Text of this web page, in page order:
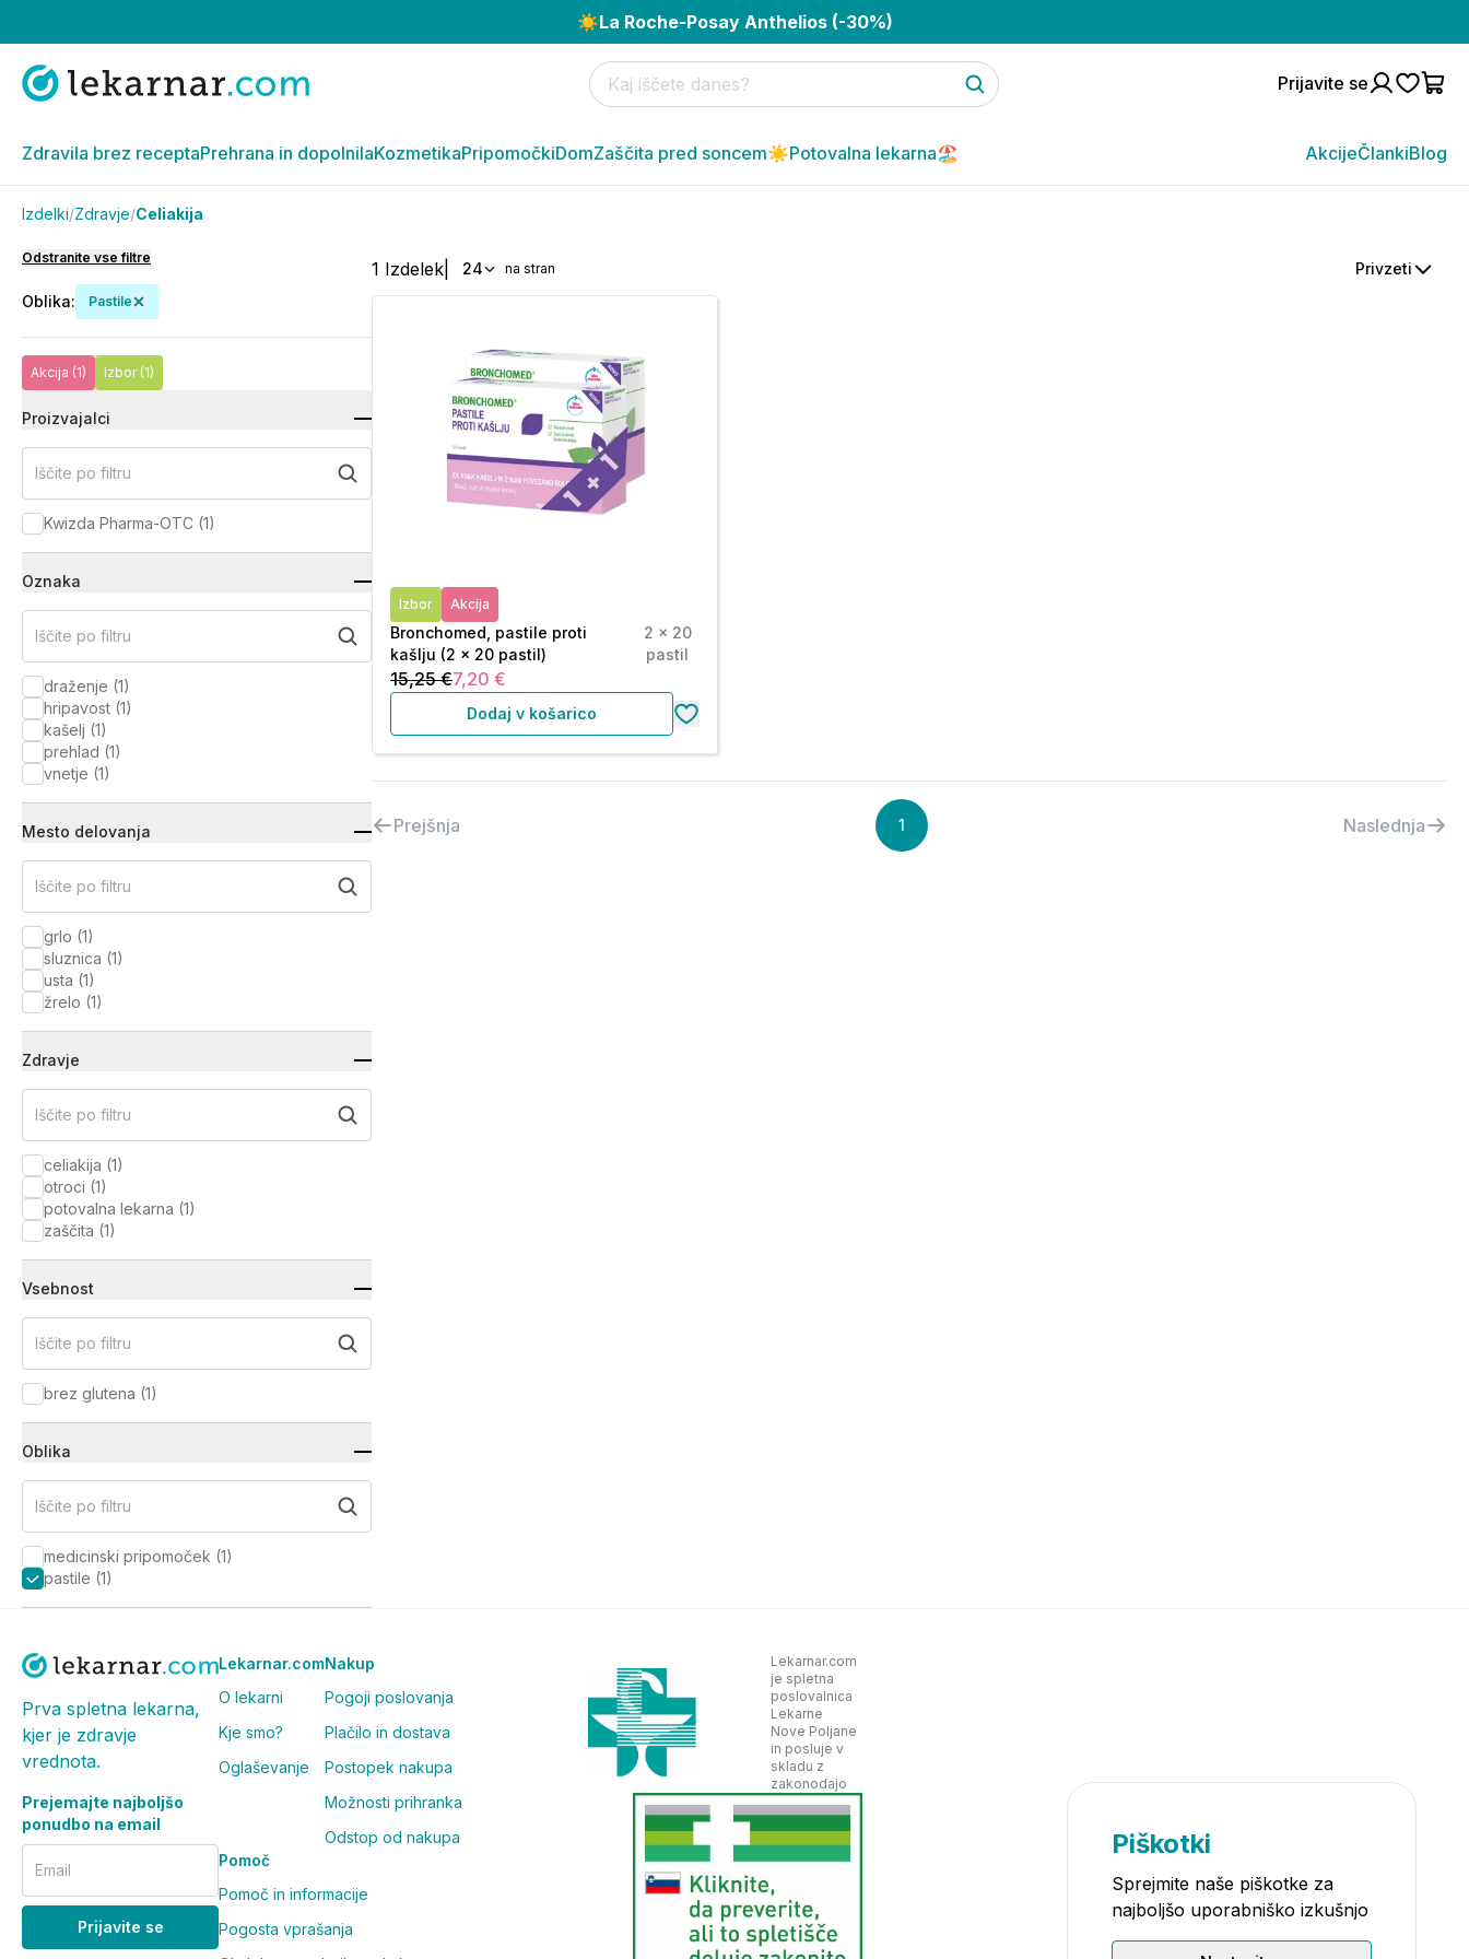
☀️La Roche-Posay Anthelios (-30%)
Prijavite se
Zdravila brez receptaPrehrana in dopolnilaKozmetikaPripomočkiDomZaščita pred soncem☀️Potovalna lekarna🏖️ AkcijeČlankiBlog
Izdelki/Zdravje/Celiakija
Odstranite vse filtre
Oblika: Pastile
Akcija (1) Izbor (1)
Proizvajalci
Iščite po filtru
Kwizda Pharma-OTC (1)
Oznaka
Iščite po filtru
draženje (1)
hripavost (1)
kašelj (1)
prehlad (1)
vnetje (1)
Mesto delovanja
Iščite po filtru
grlo (1)
sluznica (1)
usta (1)
žrelo (1)
Zdravje
Iščite po filtru
celiakija (1)
otroci (1)
potovalna lekarna (1)
zaščita (1)
Vsebnost
Iščite po filtru
brez glutena (1)
Oblika
Iščite po filtru
medicinski pripomoček (1)
pastile (1)
1 Izdelek 24 na stran Privzeti
Izbor Akcija
Bronchomed, pastile proti
kašlju (2 x 20 pastil)
2 x 20
pastil
15,25 €7,20 €
Dodaj v košarico
Prejšnja 1 Naslednja
Prva spletna lekarna,
kjer je zdravje
vrednota.
Prejemajte najboljšo
ponudbo na email
Email
Prijavite se
Lekarnar.com
O lekarni
Kje smo?
Oglaševanje
Nakup
Pogoji poslovanja
Plačilo in dostava
Postopek nakupa
Možnosti prihranka
Odstop od nakupa
Pomoč
Pomoč in informacije
Pogosta vprašanja
Lekarnar.com
je spletna
poslovalnica
Lekarne
Nove Poljane
in posluje v
skladu z
zakonodajo
Piškotki
Sprejmite naše piškotke za
najboljšo uporabniško izkušnjo